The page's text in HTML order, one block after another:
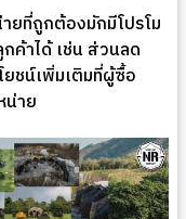
ยที่ถูกต้องมักมีโปรโม
ค้าได้ เช่น ส่วนลด
ชน์เพิ่มเติมที่ผู้ซื้อ
น่าย